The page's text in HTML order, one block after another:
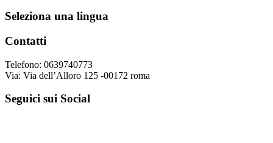
Footer
Seleziona una lingua
Contatti
Telefono: 0639740773
Via: Via dell’Alloro 125 -00172 roma
Seguici sui Social